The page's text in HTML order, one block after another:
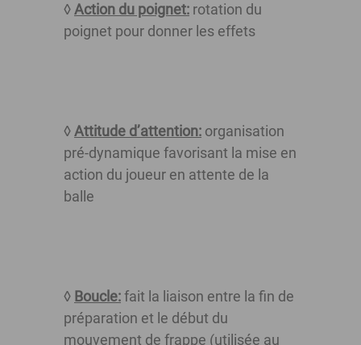
◊Action du poignet: rotation du
poignet pour donner les effets
◊Attitude d’attention: organisation
pré-dynamique favorisant la mise en
action du joueur en attente de la
balle
◊ Boucle:fait la liaison entre la fin de
préparation et le début du
mouvement de frappe (utilisée au